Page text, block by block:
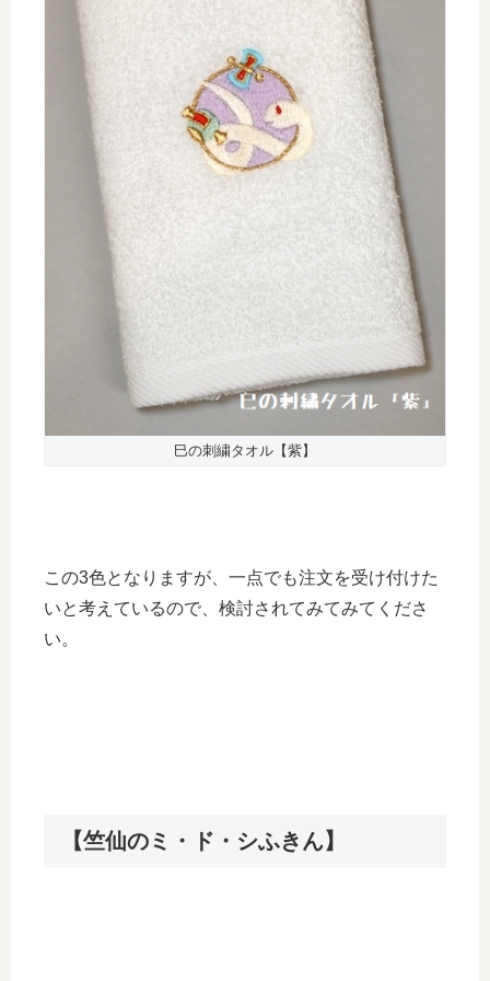
巳の刺繍タオル【紫】
この3色となりますが、一点でも注文を受け付けた
いと考えているので、検討されてみてみてくださ
い。
【竺仙のミ・ド・シふきん】